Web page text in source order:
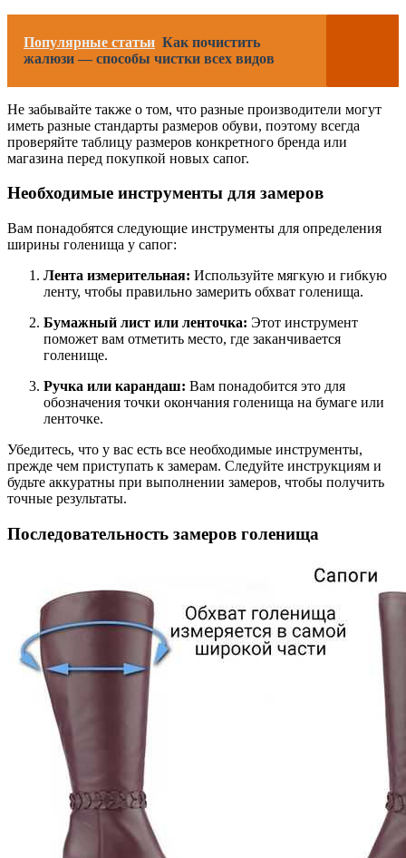
Популярные статьи Как почистить
жалюзи — способы чистки всех видов
Не забывайте также о том, что разные производители могут
иметь разные стандарты размеров обуви, поэтому всегда
проверяйте таблицу размеров конкретного бренда или
магазина перед покупкой новых сапог.
Необходимые инструменты для замеров
Вам понадобятся следующие инструменты для определения
ширины голенища у сапог:
Лента измерительная: Используйте мягкую и гибкую
ленту, чтобы правильно замерить обхват голенища.
Бумажный лист или ленточка: Этот инструмент
поможет вам отметить место, где заканчивается
голенище.
Ручка или карандаш: Вам понадобится это для
обозначения точки окончания голенища на бумаге или
ленточке.
Убедитесь, что у вас есть все необходимые инструменты,
прежде чем приступать к замерам. Следуйте инструкциям и
будьте аккуратны при выполнении замеров, чтобы получить
точные результаты.
Последовательность замеров голенища